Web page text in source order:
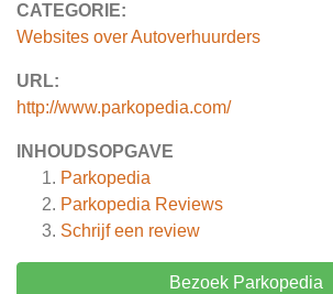
CATEGORIE:
Websites over Autoverhuurders
URL:
http://www.parkopedia.com/
INHOUDSOPGAVE
Parkopedia
Parkopedia Reviews
Schrijf een review
Bezoek Parkopedia